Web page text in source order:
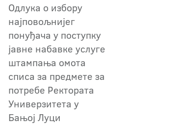
Одлука о избору
најповољнијег
понуђача у поступку
јавне набавке услуге
штампања омота
списа за предмете за
потребе Ректората
Универзитета у
Бањој Луци